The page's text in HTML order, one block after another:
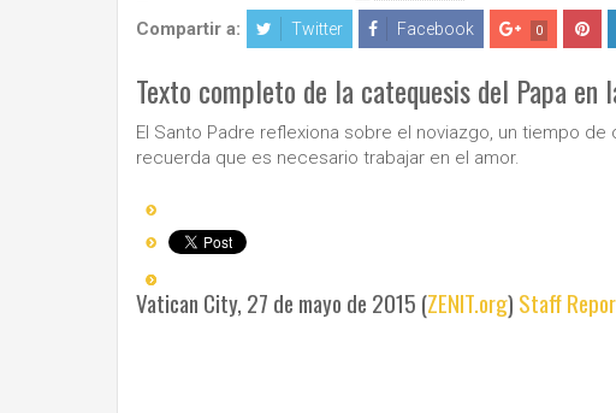
Compartir a: Twitter Facebook 0
Texto completo de la catequesis del Papa
El Santo Padre reflexiona sobre el noviazgo, un tiempo
recuerda que es necesario trabajar en el amor.
Vatican City, 27 de mayo de 2015 (ZENIT.org) Staff